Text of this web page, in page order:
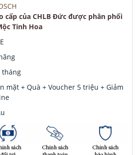
cấp của CHLB Đức được phân phối
Tinh Hoa
tháng
mặt + Quà + Voucher 5 triệu + Giảm